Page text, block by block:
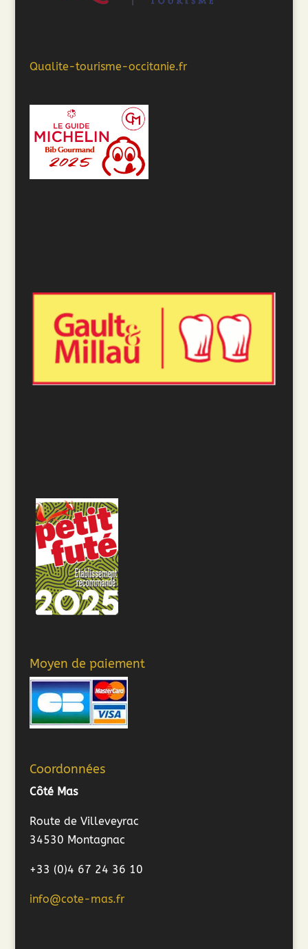
Qualite-tourisme-occitanie.fr
Moyen de paiement
Coordonnées
Côté Mas
Route de Villeveyrac
34530 Montagnac
+33 (0)4 67 24 36 10
info@cote-mas.fr